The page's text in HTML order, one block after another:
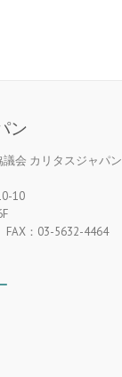
ン
会 カリタスジャパン
10
：03-5632-4464